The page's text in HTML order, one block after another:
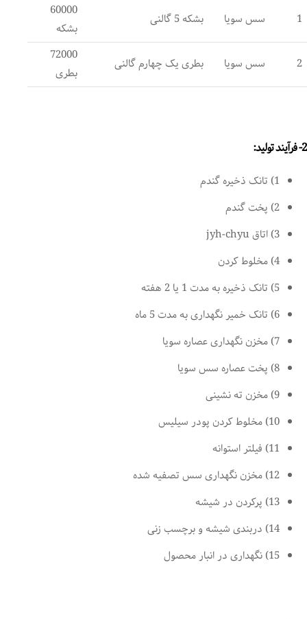
1
سس سویا بشکه 5 گالنی
60000
بشکه
2
سس سویا بطری یک چهارم گالنی
72000
بطری
2- فرآیند تولید:
1) تانک ذخیره گندم
2) پخت گندم
3) اتاق jyh-chyu
4) مخلوط کردن
5) تانک ذخیره به مدت 1 یا 2 هفته
6) تانک خمیر نگهداری به مدت 5 ماه
7) مخزن نگهداری عصاره سویا
8) پخت عصاره سس سویا
9) مخزن ته نشینی
10) مخلوط کردن پودر سیلیس
11) فیلتر استوانه
12) مخزن نگهداری سس تصفیه شده
13) پرکردن در شیشه
14) دربندی شیشه و برچسب زنی
15) نگهداری در انبار محصول